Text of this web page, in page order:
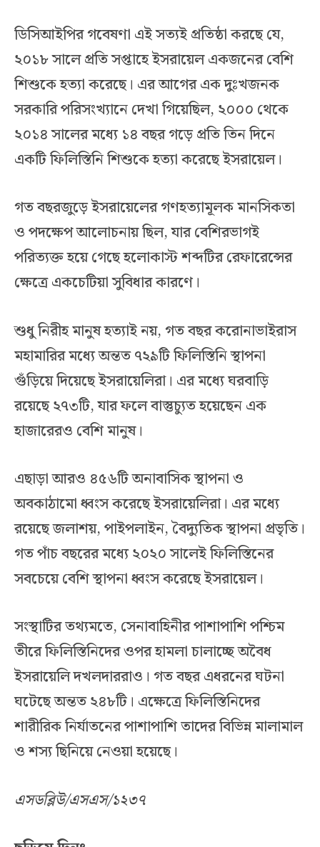
ডিসিআইপির গবেষণা এই সত্যই প্রতিষ্ঠা করছে যে,
২০১৮ সালে প্রতি সপ্তাহে ইসরায়েল একজনের বেশি
শিশুকে হত্যা করেছে। এর আগের এক দুঃখজনক
সরকারি পরিসংখ্যানে দেখা গিয়েছিল, ২০০০ থেকে
২০১৪ সালের মধ্যে ১৪ বছর গড়ে প্রতি তিন দিনে
একটি ফিলিস্তিনি শিশুকে হত্যা করেছে ইসরায়েল।
গত বছরজুড়ে ইসরায়েলের গণহত্যামূলক মানসিকতা
ও পদক্ষেপ আলোচনায় ছিল, যার বেশিরভাগই
পরিত্যক্ত হয়ে গেছে হলোকাস্ট শব্দটির রেফারেন্সের
ক্ষেত্রে একচেটিয়া সুবিধার কারণে।
শুধু নিরীহ মানুষ হত্যাই নয়, গত বছর করোনাভাইরাস
মহামারির মধ্যে অন্তত ৭২৯টি ফিলিস্তিনি স্থাপনা
গুঁড়িয়ে দিয়েছে ইসরায়েলিরা। এর মধ্যে ঘরবাড়ি
রয়েছে ২৭৩টি, যার ফলে বাস্তুচ্যুত হয়েছেন এক
হাজারেরও বেশি মানুষ।
এছাড়া আরও ৪৫৬টি অনাবাসিক স্থাপনা ও
অবকাঠামো ধ্বংস করেছে ইসরায়েলিরা। এর মধ্যে
রয়েছে জলাশয়, পাইপলাইন, বৈদ্যুতিক স্থাপনা প্রভৃতি।
গত পাঁচ বছরের মধ্যে ২০২০ সালেই ফিলিস্তিনের
সবচেয়ে বেশি স্থাপনা ধ্বংস করেছে ইসরায়েল।
সংস্থাটির তথ্যমতে, সেনাবাহিনীর পাশাপাশি পশ্চিম
তীরে ফিলিস্তিনিদের ওপর হামলা চালাচ্ছে অবৈধ
ইসরায়েলি দখলদাররাও। গত বছর এধরনের ঘটনা
ঘটেছে অন্তত ২৪৮টি। এক্ষেত্রে ফিলিস্তিনিদের
শারীরিক নির্যাতনের পাশাপাশি তাদের বিভিন্ন মালামাল
ও শস্য ছিনিয়ে নেওয়া হয়েছে।
এসডব্লিউ/এসএস/১২৩৭